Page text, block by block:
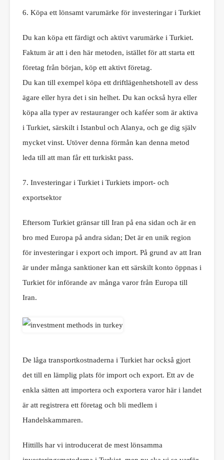
6. Köpa ett lönsamt varumärke för investeringar i Turkiet
Du kan köpa ett färdigt och aktivt varumärke i Turkiet.
Faktum är att i den här metoden, istället för att starta ett
företag från början, köp ett aktivt företag.
Du kan till exempel köpa ett driftlägenhetshotell av dess
ägare eller hyra det i sin helhet. Du kan också hyra eller
köpa alla typer av restauranger och kaféer som är aktiva
i Turkiet, särskilt i Istanbul och Alanya, och ge dig själv
mycket vinst. Utöver denna förmån kan denna metod
leda till att man får ett turkiskt pass.
7. Investeringar i Turkiet i Turkiets import- och
exportsektor
Eftersom Turkiet gränsar till Iran på ena sidan och är en
bro med Europa på andra sidan; Det är en unik region
för investeringar i export och import. På grund av att Iran
är under många sanktioner kan ett särskilt konto öppnas i
Turkiet för införande av många varor från Europa till
Iran.
De låga transportkostnaderna i Turkiet har också gjort
det till en lämplig plats för import och export. Ett av de
enkla sätten att importera och exportera varor här i landet
är att registrera ett företag och bli medlem i
Handelskammaren.
Hittills har vi introducerat de mest lönsamma